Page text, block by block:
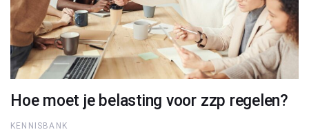
Hoe moet je belasting voor zzp regelen?
KENNISBANK